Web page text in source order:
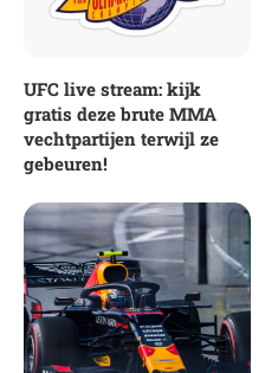
UFC live stream: kijk
gratis deze brute MMA
vechtpartijen terwijl ze
gebeuren!